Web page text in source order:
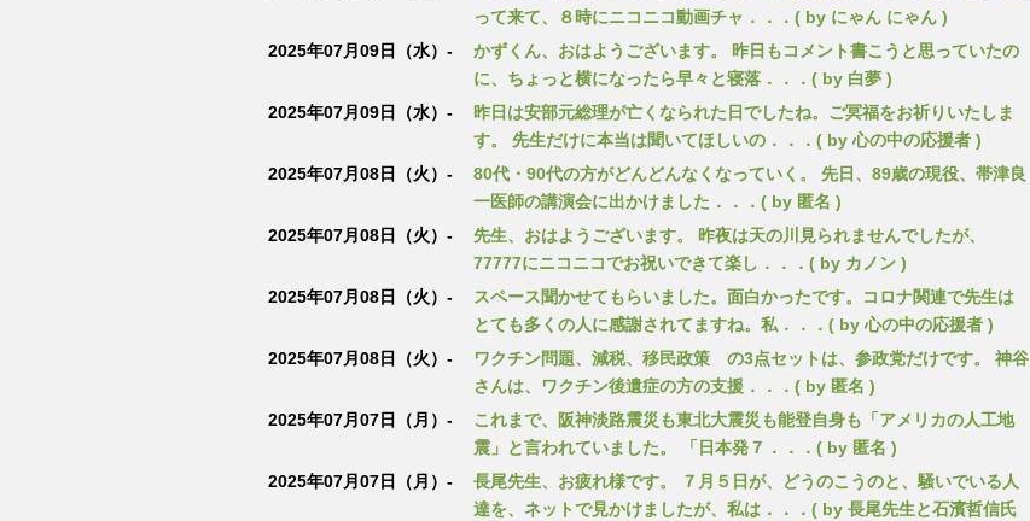
って来て、８時にニコニコ動画チャ．．．( by にゃん にゃん )
2025年07月09日（水）-
かずくん、おはようございます。 昨日もコメント書こうと思っていたの
に、ちょっと横になったら早々と寝落．．．( by 白夢 )
2025年07月09日（水）-
昨日は安部元総理が亡くなられた日でしたね。ご冥福をお祈りいたしま
す。 先生だけに本当は聞いてほしいの．．．( by 心の中の応援者 )
2025年07月08日（火）-
80代・90代の方がどんどんなくなっていく。 先日、89歳の現役、帯津良
一医師の講演会に出かけました．．．( by 匿名 )
2025年07月08日（火）-
先生、おはようございます。 昨夜は天の川見られませんでしたが、
77777にニコニコでお祝いできて楽し．．．( by カノン )
2025年07月08日（火）-
スペース聞かせてもらいました。面白かったです。コロナ関連で先生は
とても多くの人に感謝されてますね。私．．．( by 心の中の応援者 )
2025年07月08日（火）-
ワクチン問題、減税、移民政策 の3点セットは、参政党だけです。 神谷
さんは、ワクチン後遺症の方の支援．．．( by 匿名 )
2025年07月07日（月）-
これまで、阪神淡路震災も東北大震災も能登自身も「アメリカの人工地
震」と言われていました。 「日本発７．．．( by 匿名 )
2025年07月07日（月）-
長尾先生、お疲れ様です。 ７月５日が、どうのこうのと、騒いでいる人
達を、ネットで見かけましたが、私は．．．( by 長尾先生と石濱哲信氏